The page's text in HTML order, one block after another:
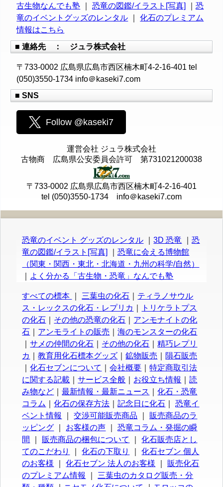
古生物なんでも塾 ｜恐竜の図鑑/イラスト[写真] ｜恐
竜のイベントグッズのレンタル ｜化石のプレミアム
情報はこちら
■ 連絡先 ： ジュラ株式会社
〒733-0002 広島県広島市西区楠木町4-2-16-401 tel
(050)3550-1734 info＠kaseki7.com
■ SNS
Follow @kaseki7
運営会社 ジュラ株式会社
古物商 広島県公安委員会許可 第731021200038
〒733-0002 広島県広島市西区楠木町4-2-16-401
tel (050)3550-1734 info＠kaseki7.com
恐竜のイベント グッズのレンタル ｜3D 恐竜 ｜恐
竜の図鑑/イラスト[写真]
｜恐竜に会える博物館
（関東・関西・東北・北海道・九州の科学/自然）
よく分かる「古生物・恐竜」なんでも塾
すべての標本 三葉虫の化石
ティラノサウル
ス・レックスの化石・レプリカ
トリケラトプス
の化石
その他の恐竜の化石
アンモナイトの化
石
アンモライトの販売 ｜海のモンスターの化石
｜サメの仲間の化石 その他の化石 ｜精巧レプリ
カ
｜教育用化石標本グッズ ｜鉱物販売
隕石販売
｜化石セブンについて ｜会社概要 ｜特定商取引法
に関する記載 ｜サービス全般 お役立ち情報 ｜読
み物など ｜最新情報・最新ニュース ｜化石・恐竜
コラム
｜化石の保存方法 ｜記念日に化石 ｜恐竜イ
ベント情報
｜交渉可能販売商品
販売商品のラ
ッピング
お客様の声 ｜恐竜コラム・発掘の瞬
間
販売商品の梱包について ｜化石販売店とし
てのこだわり
｜化石の下取り ｜化石セブン 個人
のお客様 ｜化石セブン 法人のお客様
販売化石
のプレミアム情報
三葉虫のカタログ販売・分